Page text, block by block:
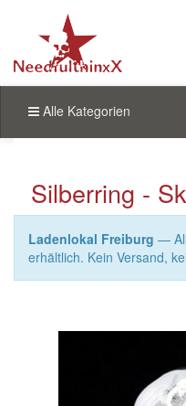
Alle Kategorien
Silberring -
Ladenlokal Freiburg —
erhältlich. Kein Versand,